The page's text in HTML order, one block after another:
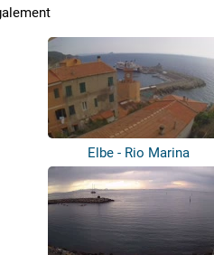
Elbe - Rio Marina